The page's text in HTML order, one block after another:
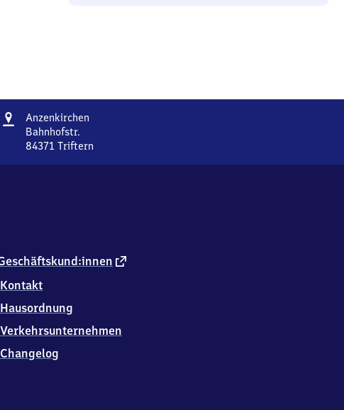
Adresse
Anzenkirchen
Bahnhofstr.
84371 Triftern
Triftern
externer
Kontakt
Hausordnung
Verkehrsunternehmen
Changelog